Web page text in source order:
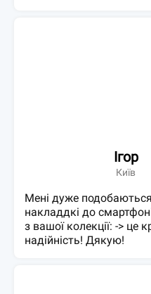
Ігор
Київ
Мені дуже
накладдкі до
з вашої колекції: -> це
надійність! Дякую!